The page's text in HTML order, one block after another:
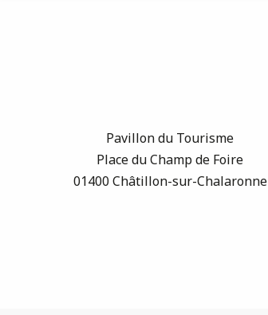
Pavillon du Tourisme
Place du Champ de Foire
01400 Châtillon-sur-Chalaronne